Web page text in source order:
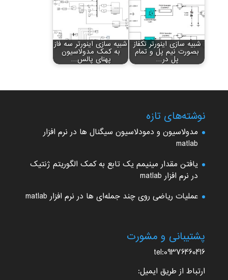
شبیه سازی اینورتر تکفاز
بصورت نیم پل و تمام
پل در…
شبیه سازی اینورتر سه فاز
به کمک مدولاسیون
پهنای پالس…
نوشته‌های تازه
مدولاسیون و دمودلاسیون سیگنال ها در نرم افزار
matlab
یافتن مقدار مینیمم یک تابع به کمک الگوریتم ژنتیک
در نرم افزار matlab
عملیات ریاضی روی چند جمله‌ای ها در نرم افزار matlab
پشتیبانی و مشورت
tel:09376460416
ارتباط از طریق ایمیل: